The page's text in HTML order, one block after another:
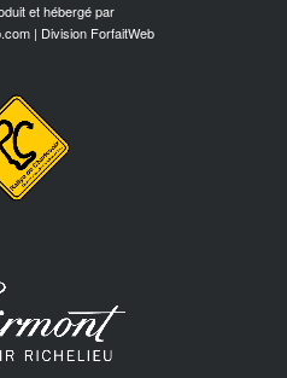
et hébergé par
| Division ForfaitWeb